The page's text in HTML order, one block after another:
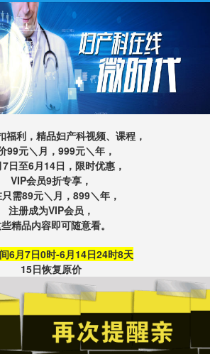
福利，精品妇产科视频、课程，
99元＼月，999元＼年，
7日至6月14日，限时优惠，
VIP会员9折专享，
需89元＼月，899＼年，
注册成为VIP会员，
精品内容即可随意看。
6月7日0时-6月14日24时8天
15日恢复原价